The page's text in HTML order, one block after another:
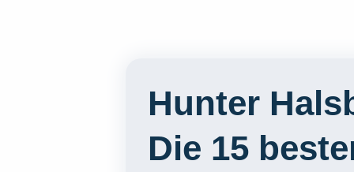
Hunter
Die 15